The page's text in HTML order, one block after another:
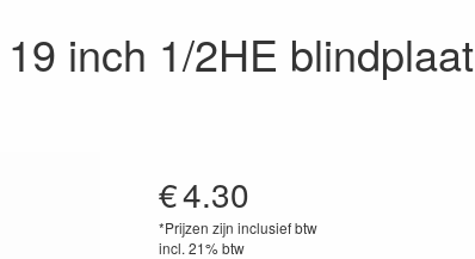
inch 1/2HE blindplaat
€4.30
*Prijzen zijn inclusief btw
incl. 21% btw